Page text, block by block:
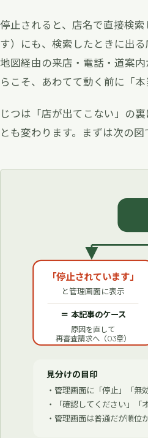
停止されると、店名で直接検
す）にも、検索したときに出
地図経由の来店・電話・道案
らこそ、あわてて動く前に「
じつは「店が出てこない」の
とも変わります。まずは次の
「停止されています」
と管理画面に表示
＝ 本記事のケース
原因を直して
再審査請求へ（03章）
見分けの目印
・管理画面に「停止」「無
・「確認してください」
・管理画面は普通だが順位